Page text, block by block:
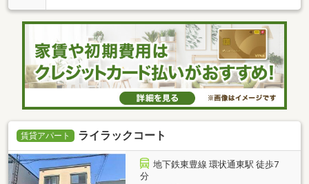
賃貸アパート ライラックコート
地下鉄東豊線 環状通東駅 徒歩7
分